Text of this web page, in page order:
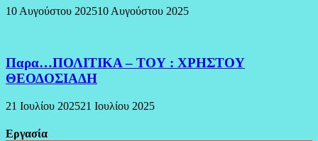
10 Αυγούστου 202510 Αυγούστου 2025
Παρα…ΠΟΛΙΤΙΚΑ – ΤΟΥ : ΧΡΗΣΤΟΥ
ΘΕΟΔΟΣΙΑΔΗ
21 Ιουλίου 202521 Ιουλίου 2025
Εργασία